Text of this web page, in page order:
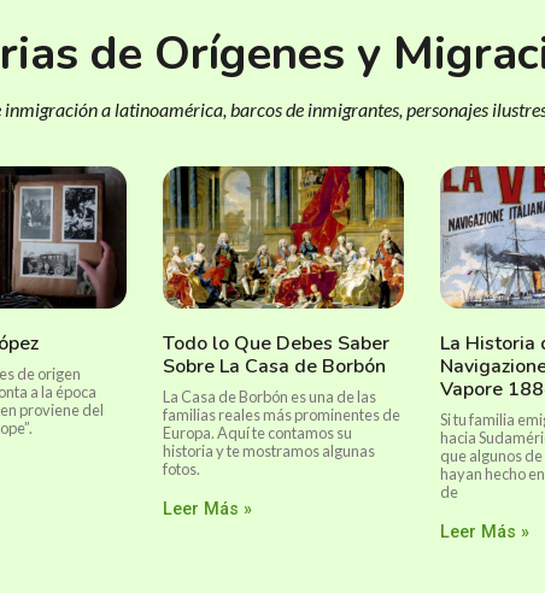
de Orígenes y
a latinoamérica, barcos de inmigrantes, personajes
de origen
a la época
proviene del
Todo lo Que Debes Saber
Sobre La Casa de Borbón
La Casa de Borbón es una de las
familias reales más prominentes de
Europa. Aquí te contamos su
historia y te mostramos algunas
fotos.
Leer Más »
La Historia
Vapore
Si tu familia
hacia
que algunos
hayan hecho
de
Leer Más »